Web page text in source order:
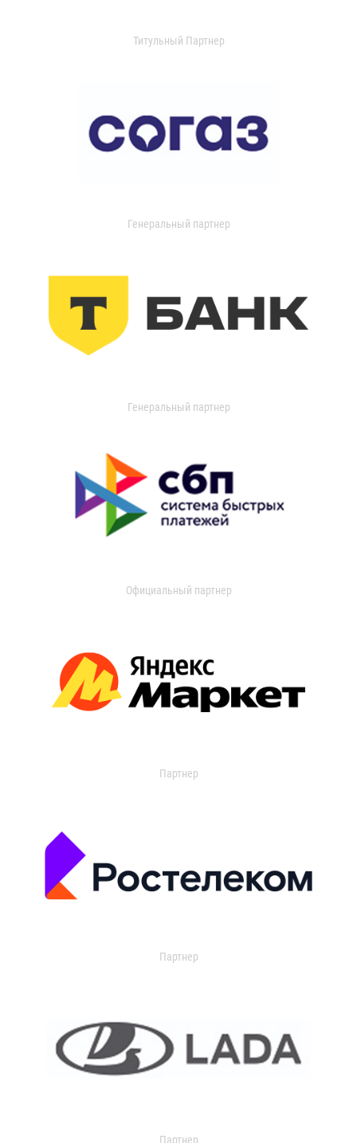
Титульный Партнер
Генеральный партнер
Генеральный партнер
Официальный партнер
Партнер
Партнер
Партнер